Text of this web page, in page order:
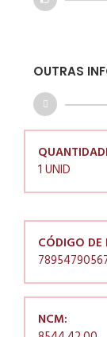
OUTRAS
1 UNID
CÓDIGO DE
NCM: